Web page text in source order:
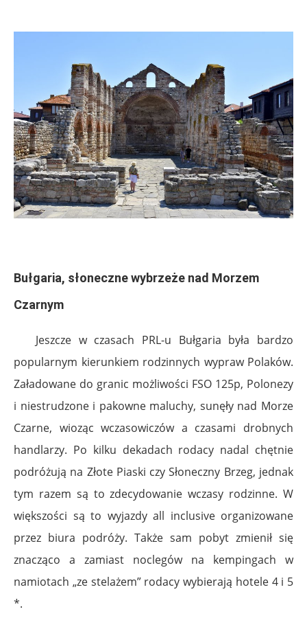
Bułgaria, słoneczne wybrzeże nad Morzem
Czarnym
Jeszcze w czasach PRL-u Bułgaria była bardzo
popularnym kierunkiem rodzinnych wypraw Polaków.
Załadowane do granic możliwości FSO 125p, Polonezy
i niestrudzone i pakowne maluchy, sunęły nad Morze
Czarne, wioząc wczasowiczów a czasami drobnych
handlarzy. Po kilku dekadach rodacy nadal chętnie
podróżują na Złote Piaski czy Słoneczny Brzeg, jednak
tym razem są to zdecydowanie wczasy rodzinne. W
większości są to wyjazdy all inclusive organizowane
przez biura podróży. Także sam pobyt zmienił się
znacząco a zamiast noclegów na kempingach w
namiotach „ze stelażem” rodacy wybierają hotele 4 i 5
*.